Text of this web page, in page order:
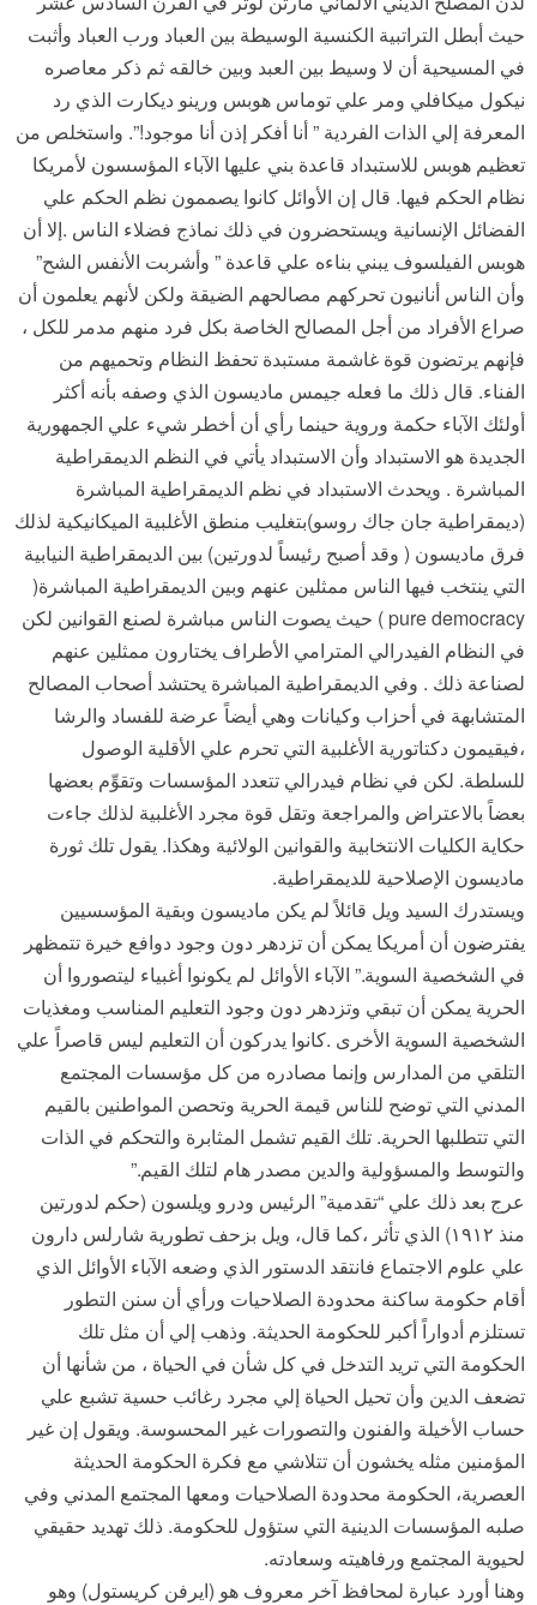
حيث أبطل التراتبية الكنسية الوسيطة بين العباد ورب العباد وأثبت
في المسيحية أن لا وسيط بين العبد وبين خالقه ثم ذكر معاصره
نيكول ميكافلي ومر علي توماس هوبس ورينو ديكارت الذي رد
المعرفة إلي الذات الفردية ” أنا أفكر إذن أنا موجود!”. واستخلص من
تعظيم هوبس للاستبداد قاعدة بني عليها الآباء المؤسسون لأمريكا
نظام الحكم فيها. قال إن الأوائل كانوا يصممون نظم الحكم علي
الفضائل الإنسانية ويستحضرون في ذلك نماذج فضلاء الناس .إلا أن
هوبس الفيلسوف يبني بناءه علي قاعدة ” وأشربت الأنفس الشح”
وأن الناس أنانيون تحركهم مصالحهم الضيقة ولكن لأنهم يعلمون أن
صراع الأفراد من أجل المصالح الخاصة بكل فرد منهم مدمر للكل ،
فإنهم يرتضون قوة غاشمة مستبدة تحفظ النظام وتحميهم من
الفناء. قال ذلك ما فعله جيمس ماديسون الذي وصفه بأنه أكثر
أولئك الآباء حكمة وروية حينما رأي أن أخطر شيء علي الجمهورية
الجديدة هو الاستبداد وأن الاستبداد يأتي في النظم الديمقراطية
المباشرة . ويحدث الاستبداد في نظم الديمقراطية المباشرة
(ديمقراطية جان جاك روسو)بتغليب منطق الأغلبية الميكانيكية لذلك
فرق ماديسون ( وقد أصبح رئيساً لدورتين) بين الديمقراطية النيابية
التي ينتخب فيها الناس ممثلين عنهم وبين الديمقراطية المباشرة(
pure democracy ) حيث يصوت الناس مباشرة لصنع القوانين لكن
في النظام الفيدرالي المترامي الأطراف يختارون ممثلين عنهم
لصناعة ذلك . وفي الديمقراطية المباشرة يحتشد أصحاب المصالح
المتشابهة في أحزاب وكيانات وهي أيضاً عرضة للفساد والرشا
،فيقيمون دكتاتورية الأغلبية التي تحرم علي الأقلية الوصول
للسلطة. لكن في نظام فيدرالي تتعدد المؤسسات وتقوِّم بعضها
بعضاً بالاعتراض والمراجعة وتقل قوة مجرد الأغلبية لذلك جاءت
حكاية الكليات الانتخابية والقوانين الولائية وهكذا. يقول تلك ثورة
ماديسون الإصلاحية للديمقراطية.
ويستدرك السيد ويل قائلاً لم يكن ماديسون وبقية المؤسسيين
يفترضون أن أمريكا يمكن أن تزدهر دون وجود دوافع خيرة تتمظهر
في الشخصية السوية.” الآباء الأوائل لم يكونوا أغبياء ليتصوروا أن
الحرية يمكن أن تبقي وتزدهر دون وجود التعليم المناسب ومغذيات
الشخصية السوية الأخرى .كانوا يدركون أن التعليم ليس قاصراً علي
التلقي من المدارس وإنما مصادره من كل مؤسسات المجتمع
المدني التي توضح للناس قيمة الحرية وتحصن المواطنين بالقيم
التي تتطلبها الحرية. تلك القيم تشمل المثابرة والتحكم في الذات
والتوسط والمسؤولية والدين مصدر هام لتلك القيم.”
عرج بعد ذلك علي “تقدمية” الرئيس ودرو ويلسون (حكم لدورتين
منذ ١٩١٢) الذي تأثر ،كما قال، ويل بزحف تطورية شارلس دارون
علي علوم الاجتماع فانتقد الدستور الذي وضعه الآباء الأوائل الذي
أقام حكومة ساكنة محدودة الصلاحيات ورأي أن سنن التطور
تستلزم أدواراً أكبر للحكومة الحديثة. وذهب إلي أن مثل تلك
الحكومة التي تريد التدخل في كل شأن في الحياة ، من شأنها أن
تضعف الدين وأن تحيل الحياة إلي مجرد رغائب حسية تشبع علي
حساب الأخيلة والفنون والتصورات غير المحسوسة. ويقول إن غير
المؤمنين مثله يخشون أن تتلاشي مع فكرة الحكومة الحديثة
العصرية، الحكومة محدودة الصلاحيات ومعها المجتمع المدني وفي
صلبه المؤسسات الدينية التي ستؤول للحكومة. ذلك تهديد حقيقي
لحيوية المجتمع ورفاهيته وسعادته.
وهنا أورد عبارة لمحافظ آخر معروف هو (ايرفن كريستول) وهو